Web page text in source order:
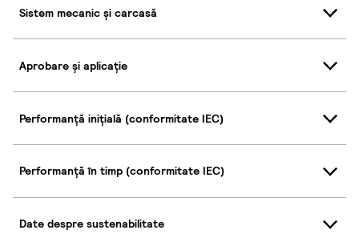
Sistem mecanic și carcasă
Aprobare și aplicație
Performanță inițială (conformitate IEC)
Performanță în timp (conformitate IEC)
Date despre sustenabilitate